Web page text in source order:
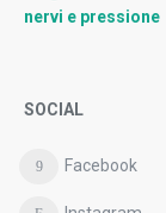
nervi e pressione
SOCIAL
Facebook